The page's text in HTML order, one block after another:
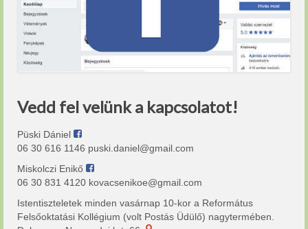
Vedd fel velünk a kapcsolatot!
Püski Dániel
06 30 616 1146 puski.daniel@gmail.com
Miskolczi Enikő
06 30 831 4120 kovacsenikoe@gmail.com
Istentiszteletek minden vasárnap 10-kor a Református
Felsőoktatási Kollégium (volt Postás Üdülő) nagytermében.